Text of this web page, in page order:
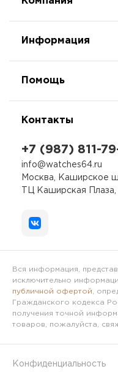
Информация
Помощь
Контакты
+7 (987) 811-
info@watches64.ru
Москва, Каширское
ТЦ Каширская Плаза,
Вся информация,
исключительно
публичной офертой ,
Гражданского кодекса
получения точной
товаров, пожалуйста,
Конфиденциальность